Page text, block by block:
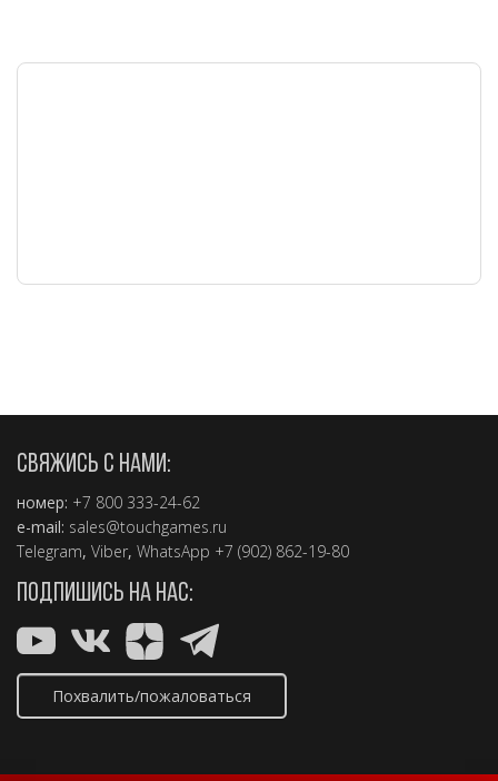
СВЯЖИСЬ С НАМИ:
номер: +7 800 333-24-62
e-mail: sales@touchgames.ru
Telegram, Viber, WhatsApp +7 (902) 862-19-80
ПОДПИШИСЬ НА НАС:
Похвалить/пожаловаться